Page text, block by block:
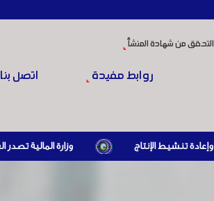
التحقق من شهادة المنشأ
روابط مفيدة اتصل بنا
وزارة المالية تصدر القرار رقم 421 تاريخ 24/3/2026 المتضمن الزام المستوردين بإبراز براءة ذمة مالية سارية صادرة عن الهيئة العامة للضرائب والرسوم أو مديرياتها عند القيام بعمليات الاستيراد